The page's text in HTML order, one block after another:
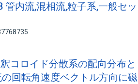
内流,混相流,粒子系,一般セッ
コロイド分散系の配向分布と
回転角速度ベクトル方向に磁